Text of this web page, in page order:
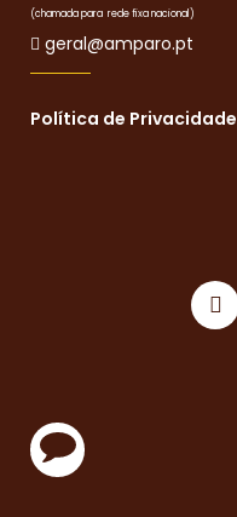
(chamada para rede fixa nacional)
geral@amparo.pt
Política de Privacidade